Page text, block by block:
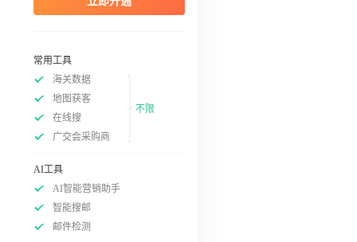
常用工具
海关数据
地图获客
在线搜
广交会采购商
不限
AI工具
AI智能营销助手
智能搜邮
邮件检测